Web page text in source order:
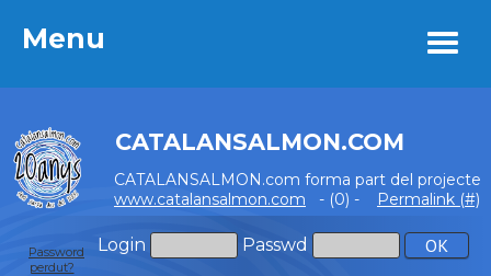
Menu
CATALANSALMON.COM
CATALANSALMON.com forma part del projecte
www.catalansalmon.com - (0) - Permalink (#)
Login Passwd
Password
perdut?
Menu